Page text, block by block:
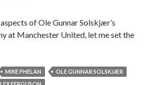
of Ole Gunnar Solskjær’s
at Manchester United, let me set the
MIKE PHELAN
OLE GUNNAR SOLSKJÆR